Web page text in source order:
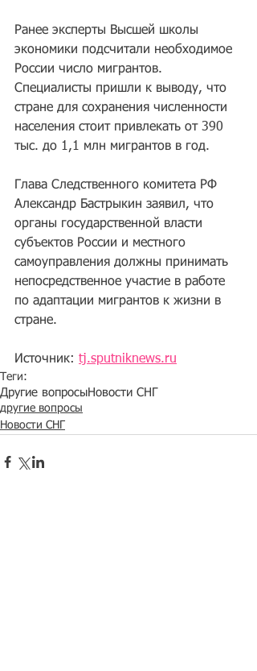
Ранее эксперты Высшей школы
экономики подсчитали необходимое
России число мигрантов.
Специалисты пришли к выводу, что
стране для сохранения численности
населения стоит привлекать от 390
тыс. до 1,1 млн мигрантов в год.
Глава Следственного комитета РФ
Александр Бастрыкин заявил, что
органы государственной власти
субъектов России и местного
самоуправления должны принимать
непосредственное участие в работе
по адаптации мигрантов к жизни в
стране.
Источник: tj.sputniknews.ru
Теги:
Другие вопросыНовости СНГ
другие вопросы
Новости СНГ